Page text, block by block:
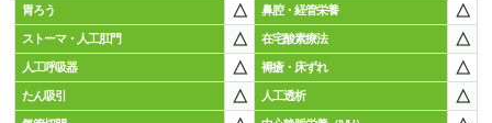
胃ろう △ 鼻腔・経管栄養 △
ストーマ・人工肛門 △ 在宅酸素療法 △
人工呼吸器 △ 褥瘡・床ずれ △
たん吸引 △ 人工透析 △